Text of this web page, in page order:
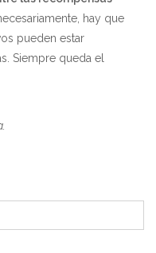
hay que
pueden estar
Siempre queda el